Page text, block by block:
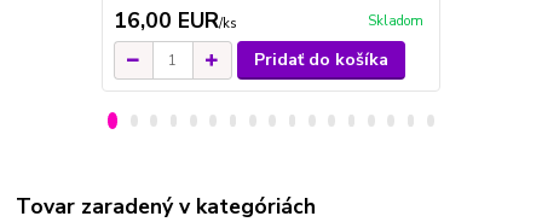
16,00 EUR/ks Skladom
Pridať do košíka
Tovar zaradený v kategóriách